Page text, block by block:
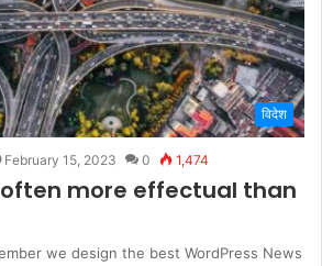
विदेश
February 15, 2023 0 1,474
often more effectual than
we design the best WordPress News